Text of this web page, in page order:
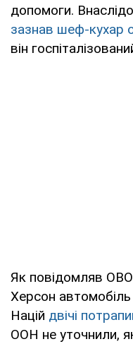
допомоги.
зазнав шеф-кухар
він
Як повідомляв
Херсон автомобіль
Націй двічі
ООН не уточнили,